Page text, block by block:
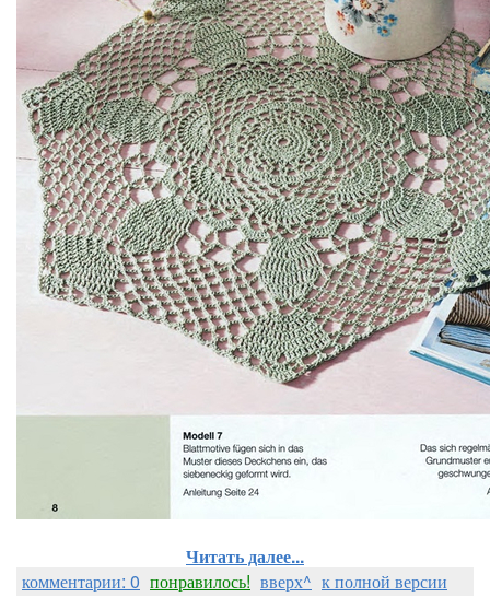
Читать далее...
комментарии: 0 понравилось! вверх^ к полной версии